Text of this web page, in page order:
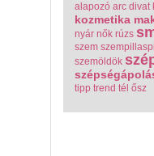
alapozó arc divat
kozmetika
nyár nők rúzs
szem
szemöldök
tipp trend tél ősz